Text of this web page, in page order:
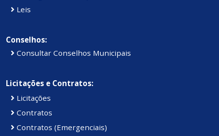
Leis
Conselhos:
Consultar Conselhos Municipais
Licitações e Contratos:
Licitações
Contratos
Contratos (Emergenciais)